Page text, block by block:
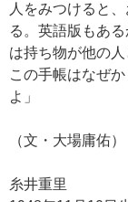
人をみつけると
る。英語版もあ
は持ち物が他の
この手帳はなぜ
よ」
（文・大場庸佑）
糸井重里